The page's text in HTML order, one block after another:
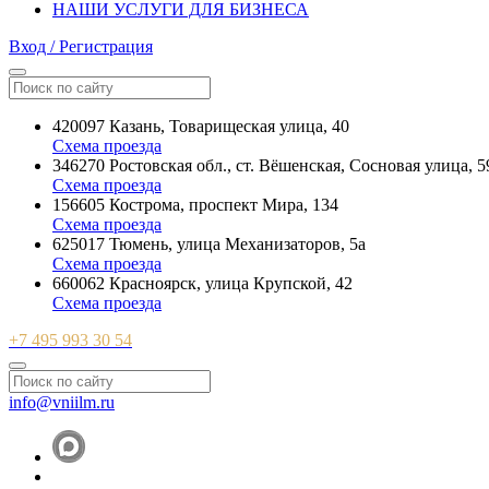
НАШИ УСЛУГИ ДЛЯ БИЗНЕСА
Вход / Регистрация
420097 Казань, Товарищеская улица, 40
Схема проезда
346270 Ростовская обл., ст. Вёшенская, Сосновая улица,
Схема проезда
156605 Кострома, проспект Мира, 134
Схема проезда
625017 Тюмень, улица Механизаторов, 5а
Схема проезда
660062 Красноярск, улица Крупской, 42
Схема проезда
+7 495 993 30 54
info@vniilm.ru